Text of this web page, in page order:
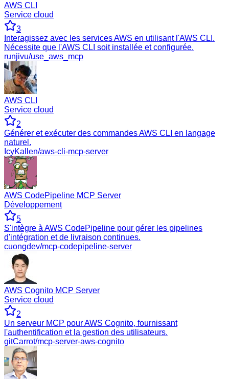
AWS CLI
Service cloud
3
Interagissez avec les services AWS en utilisant l'AWS CLI.
Nécessite que l'AWS CLI soit installée et configurée.
runjivu/use_aws_mcp
AWS CLI
Service cloud
2
Générer et exécuter des commandes AWS CLI en langage
naturel.
IcyKallen/aws-cli-mcp-server
AWS CodePipeline MCP Server
Développement
5
S'intègre à AWS CodePipeline pour gérer les pipelines
d'intégration et de livraison continues.
cuongdev/mcp-codepipeline-server
AWS Cognito MCP Server
Service cloud
2
Un serveur MCP pour AWS Cognito, fournissant
l'authentification et la gestion des utilisateurs.
gitCarrot/mcp-server-aws-cognito